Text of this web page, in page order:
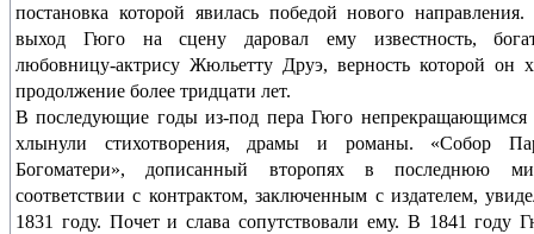
постановка которой явилась победой нового
выход Гюго на сцену даровал ему известность,
любовницу-актрису Жюльетту Друэ, верность которой он
продолжение более тридцати лет.
В последующие годы из-под пера Гюго непрекращающимся
хлынули стихотворения, драмы и романы. «Собор
Богоматери», дописанный второпях в последнюю
соответствии с контрактом, заключенным с издателем,
1831 году. Почет и слава сопутствовали ему. В 1841 году